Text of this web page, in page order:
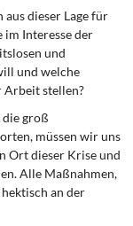
dieser Lage für
im Interesse der
und
und welche
Arbeit stellen?
die groß
müssen wir uns
Ort dieser Krise und
Alle Maßnahmen,
an der